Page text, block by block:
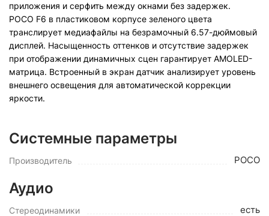
приложения и серфить между окнами без задержек.
POCO F6 в пластиковом корпусе зеленого цвета
транслирует медиафайлы на безрамочный 6.57-дюймовый
дисплей. Насыщенность оттенков и отсутствие задержек
при отображении динамичных сцен гарантирует AMOLED-
матрица. Встроенный в экран датчик анализирует уровень
внешнего освещения для автоматической коррекции
яркости.
Системные параметры
Производитель POCO
Аудио
Стереодинамики есть